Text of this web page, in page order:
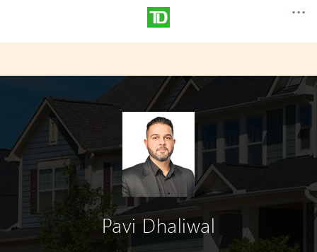
Pavi Dhaliwal